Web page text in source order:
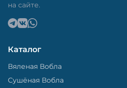
на сайте.
Каталог
Вяленая Вобла
Сушёная Вобла